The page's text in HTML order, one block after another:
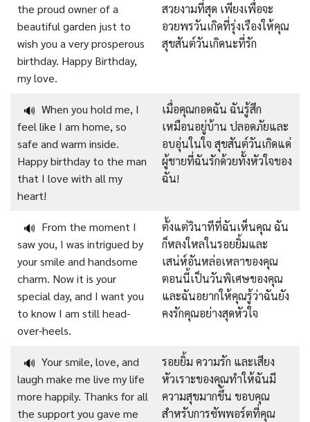
the proud owner of a
beautiful garden just to
wish you a very prosperous
birthday. Happy Birthday,
my love.
สวยงามที่สุด เพียงเพื่อจะ
อวยพรวันเกิดที่รุ่งเรืองให้คุณ
สุขสันต์วันเกิดนะที่รัก
🔊 When you hold me, I
feel like I am home, so
safe and warm inside.
Happy birthday to the man
that I love with all my
heart!
เมื่อคุณกอดฉัน ฉันรู้สึก
เหมือนอยู่บ้าน ปลอดภัยและ
อบอุ่นในใจ สุขสันต์วันเกิดแด่
ผู้ชายที่ฉันรักด้วยทั้งหัวใจของ
ฉัน!
🔊 From the moment I
saw you, I was intrigued by
your smile and handsome
charm. Now it is your
special day, and I want you
to know I am still head-
over-heels.
ตั้งแต่วินาทีที่ฉันเห็นคุณ ฉัน
ก็หลงใหลในรอยยิ้มและ
เสน่ห์อันหล่อเหลาของคุณ
ตอนนี้เป็นวันพิเศษของคุณ
และฉันอยากให้คุณรู้ว่าฉันยัง
คงรักคุณอย่างสุดหัวใจ
🔊 Your smile, love, and
laugh make me live my life
more happily. Thanks for all
the support you gave me
รอยยิ้ม ความรัก และเสียง
หัวเราะของคุณทำให้ฉันมี
ความสุขมากขึ้น ขอบคุณ
สำหรับการซัพพอร์ตที่คุณ